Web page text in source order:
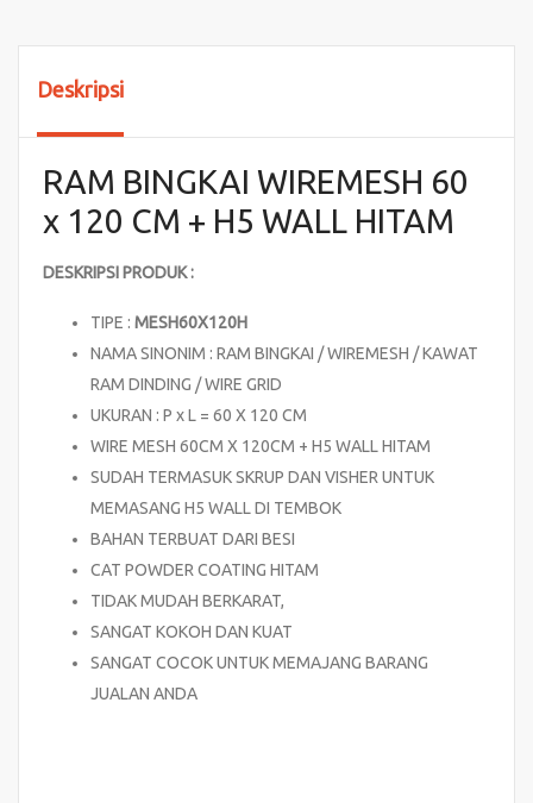
Deskripsi
RAM BINGKAI WIREMESH 60
x 120 CM + H5 WALL HITAM
DESKRIPSI PRODUK :
TIPE : MESH60X120H
NAMA SINONIM : RAM BINGKAI / WIREMESH / KAWAT
RAM DINDING / WIRE GRID
UKURAN : P x L = 60 X 120 CM
WIRE MESH 60CM X 120CM + H5 WALL HITAM
SUDAH TERMASUK SKRUP DAN VISHER UNTUK
MEMASANG H5 WALL DI TEMBOK
BAHAN TERBUAT DARI BESI
CAT POWDER COATING HITAM
TIDAK MUDAH BERKARAT,
SANGAT KOKOH DAN KUAT
SANGAT COCOK UNTUK MEMAJANG BARANG
JUALAN ANDA